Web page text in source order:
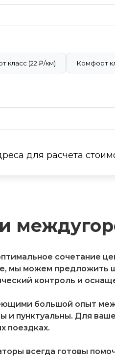
класс (22 ₽/км) Комфорт
для расчета
сочетание
мы можем
контроль и
большой опыт
пунктуальны. Для
поездках.
всегда готовы